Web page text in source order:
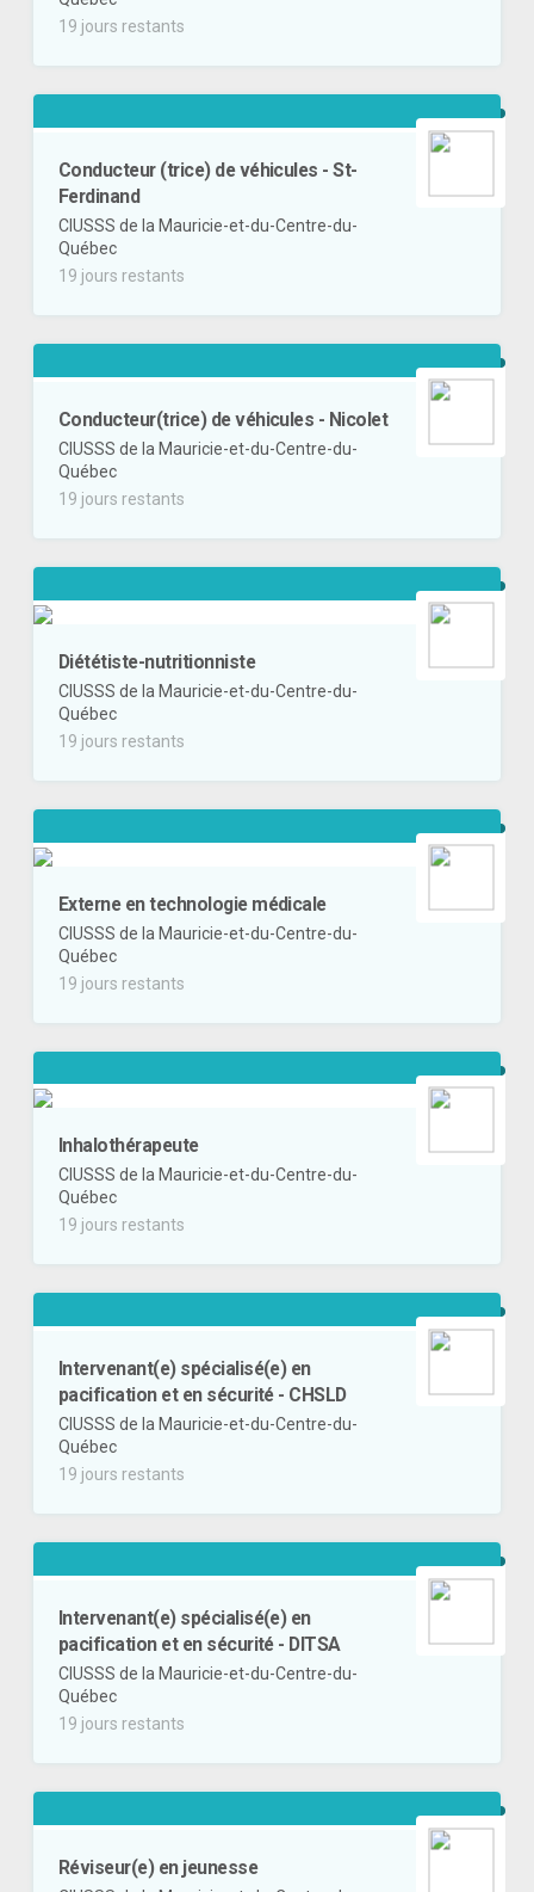
19 jours restants
Conducteur (trice) de véhicules - St-
Ferdinand
CIUSSS de la Mauricie-et-du-Centre-du-
Québec
19 jours restants
Conducteur(trice) de véhicules - Nicolet
CIUSSS de la Mauricie-et-du-Centre-du-
Québec
19 jours restants
Diététiste-nutritionniste
CIUSSS de la Mauricie-et-du-Centre-du-
Québec
19 jours restants
Externe en technologie médicale
CIUSSS de la Mauricie-et-du-Centre-du-
Québec
19 jours restants
Inhalothérapeute
CIUSSS de la Mauricie-et-du-Centre-du-
Québec
19 jours restants
Intervenant(e) spécialisé(e) en
pacification et en sécurité - CHSLD
CIUSSS de la Mauricie-et-du-Centre-du-
Québec
19 jours restants
Intervenant(e) spécialisé(e) en
pacification et en sécurité - DITSA
CIUSSS de la Mauricie-et-du-Centre-du-
Québec
19 jours restants
Réviseur(e) en jeunesse